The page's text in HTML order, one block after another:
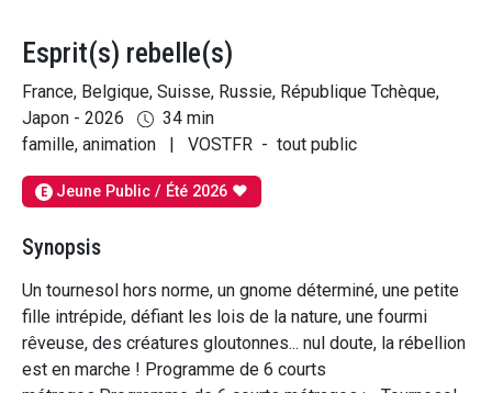
Esprit(s) rebelle(s)
France, Belgique, Suisse, Russie, République Tchèque,
Japon - 2026
34 min
famille, animation
VOSTFR - tout public
E Jeune Public / Été 2026 ♥
Synopsis
Un tournesol hors norme, un gnome déterminé, une petite
fille intrépide, défiant les lois de la nature, une fourmi
rêveuse, des créatures gloutonnes... nul doute, la rébellion
est en marche ! Programme de 6 courts